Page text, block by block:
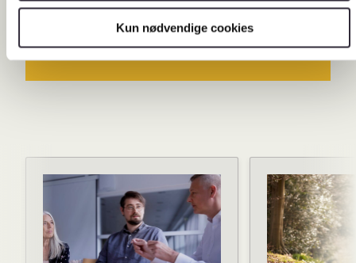
Kun nødvendige cookies
registernavnet eller på det enkelte
arkiveringsversionsnummer.